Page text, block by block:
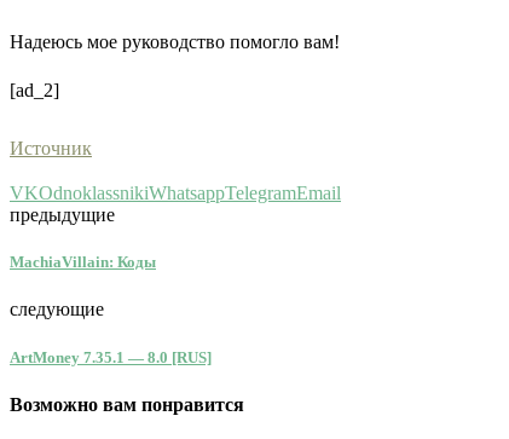
Надеюсь мое руководство помогло вам!
[ad_2]
Источник
VKOdnoklassnikiWhatsappTelegramEmail
предыдущие
MachiaVillain: Коды
следующие
ArtMoney 7.35.1 — 8.0 [RUS]
Возможно вам понравится